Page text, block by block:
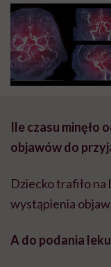
Ile czasu minęło
objawów do
Dziecko trafiło
wystąpienia
A do podania